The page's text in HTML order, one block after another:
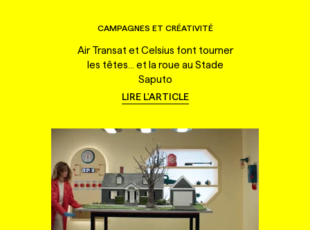
CAMPAGNES ET CRÉATIVITÉ
Air Transat et Celsius font tourner
les têtes... et la roue au Stade
Saputo
LIRE L'ARTICLE